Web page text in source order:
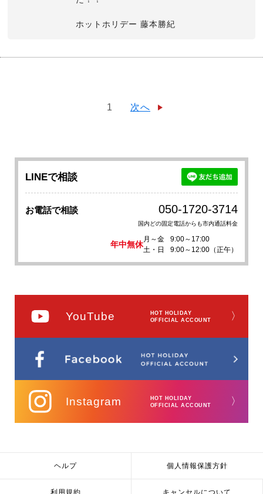
ホットホリデー 藤本勝紀
1 次へ
LINEで相談
お電話で相談 050-1720-3714
国内どの固定電話からも市内通話料金
年中無休
月～金
9:00～17:00
土・日
9:00～12:00（正午）
YouTube
HOT HOLIDAY
OFFICIAL ACCOUNT
〉
Instagram
HOT HOLIDAY
OFFICIAL ACCOUNT
〉
ヘルプ 個人情報保護方針
利用規約 キャンセルについて